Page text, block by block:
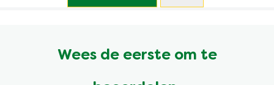
Wees de eerste om te